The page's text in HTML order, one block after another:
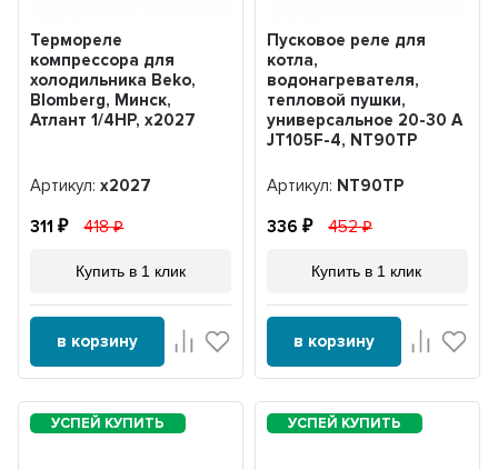
Термореле
компрессора для
холодильника Beko,
Blomberg, Минск,
Атлант 1/4HP, x2027
Артикул:x2027
311 418
Купить в 1 клик
в корзину
Пусковое реле для
котла,
водонагревателя,
тепловой пушки,
универсальное 20-30 А
JT105F-4, NT90TP
Артикул: NT90TP
336 452
Купить в 1 клик
в корзину